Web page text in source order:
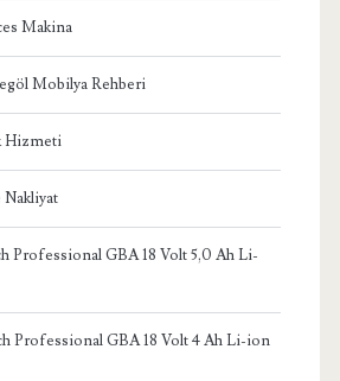
Makina
Mobilya Rehberi
Hizmeti
Nakliyat
Professional GBA 18 Volt 5,0 Ah Li-
Professional GBA 18 Volt 4 Ah Li-ion